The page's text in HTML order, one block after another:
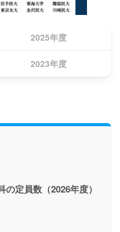
2025年度
2023年度
定員数（2026年度）